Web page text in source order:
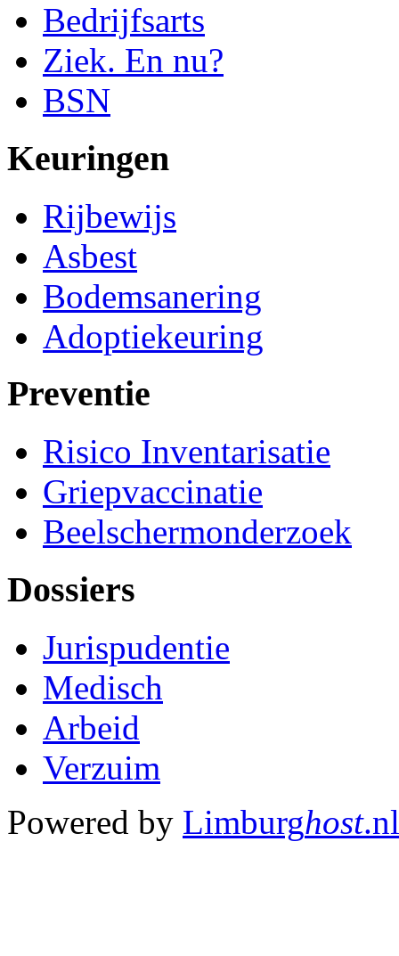
Bedrijfsarts
Ziek. En nu?
BSN
Keuringen
Rijbewijs
Asbest
Bodemsanering
Adoptiekeuring
Preventie
Risico Inventarisatie
Griepvaccinatie
Beelschermonderzoek
Dossiers
Jurispudentie
Medisch
Arbeid
Verzuim
Powered by Limburghost.nl